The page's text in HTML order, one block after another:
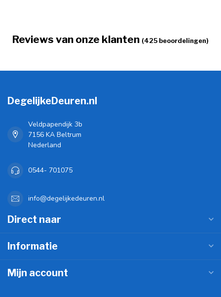
Reviews van onze klanten (425 beoordelingen)
DegelijkeDeuren.nl
Veldpapendijk 3b
7156 KA Beltrum
Nederland
0544- 701075
info@degelijkedeuren.nl
Direct naar
Informatie
Mijn account